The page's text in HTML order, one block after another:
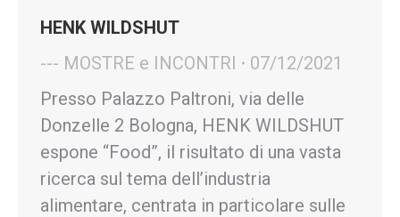
HENK WILDSHUT
--- MOSTRE e INCONTRI
07/12/2021
Presso Palazzo Paltroni, via delle
Donzelle 2 Bologna, HENK WILDSHUT
espone “Food”, il risultato di una vasta
ricerca sul tema dell’industria
alimentare, centrata in particolare sulle